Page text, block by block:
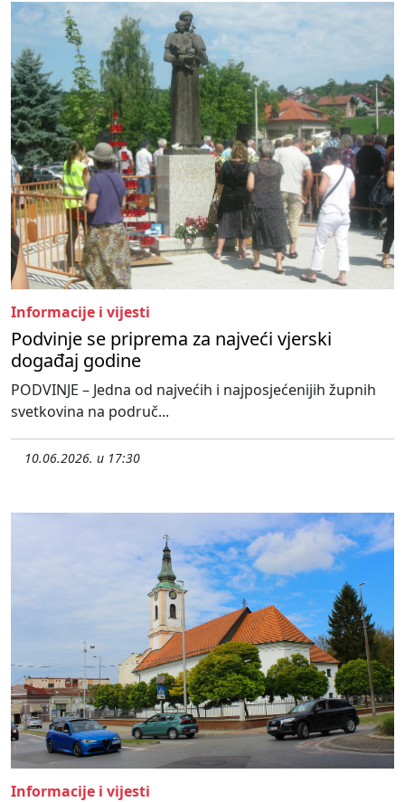
Informacije i vijesti
Podvinje se priprema za najveći vjerski
događaj godine
PODVINJE – Jedna od najvećih i najposjećenijih župnih
svetkovina na područ...
10.06.2026. u 17:30
Informacije i vijesti